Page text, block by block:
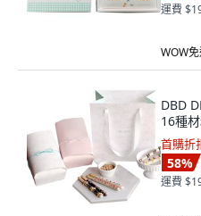
運費
WOW
DBD
16種
首購折
58%
運費